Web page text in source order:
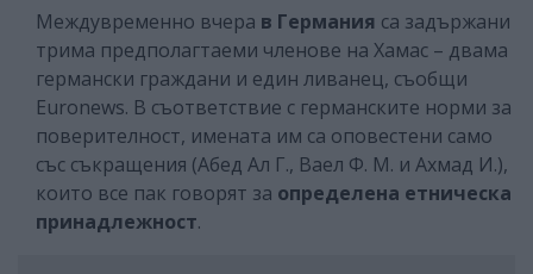
Междувременно вчера в Германия са задържани
трима предполагтаеми членове на Хамас – двама
германски граждани и един ливанец, съобщи
Euronews. В съответствие с германските норми за
поверителност, имената им са оповестени само
със съкращения (Абед Ал Г., Ваел Ф. М. и Ахмад И.),
които все пак говорят за определена етническа
принадлежност.